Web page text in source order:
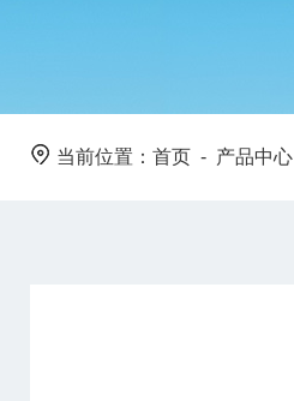
当前位置： 首页 - 产品中心